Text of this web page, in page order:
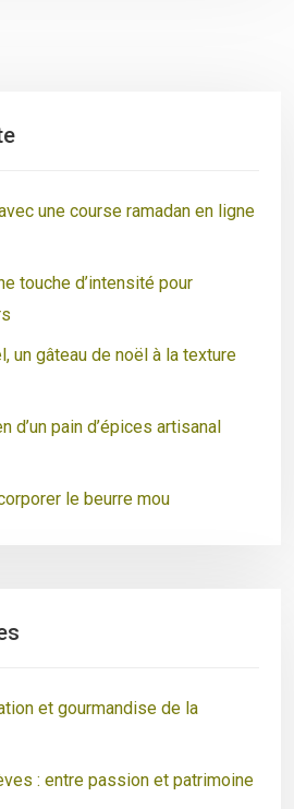
une course ramadan en ligne
touche d’intensité pour
un gâteau de noël à la texture
d’un pain d’épices artisanal
le beurre mou
et gourmandise de la
: entre passion et patrimoine